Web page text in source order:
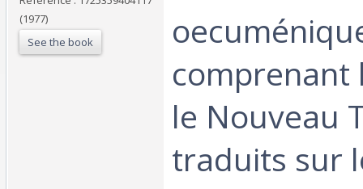
(1977)
See the book
comprenant
le Nouveau
traduits sur